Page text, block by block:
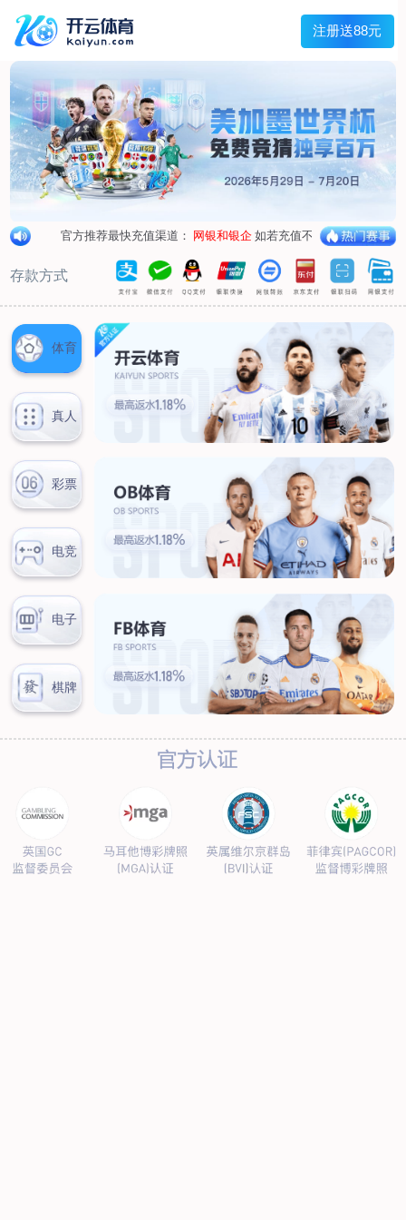
首页
关于我们
荣誉资质
合作伙伴
产品中心
烤箱纸
蜡纸
防油纸
糖果包装纸
汉堡包装纸
包肉纸
吸油纸
新闻展示
公司新闻
行业资讯
联系我们
联系方式
客户留言
扫码咨询